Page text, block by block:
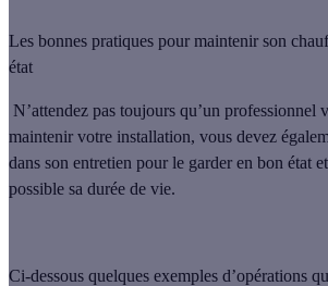
Les bonnes pratiques pour maintenir son
état
N’attendez pas toujours qu’un professionnel
maintenir votre installation, vous devez
dans son entretien pour le garder en bon état
possible sa durée de vie.
Ci-dessous quelques exemples d’opérations